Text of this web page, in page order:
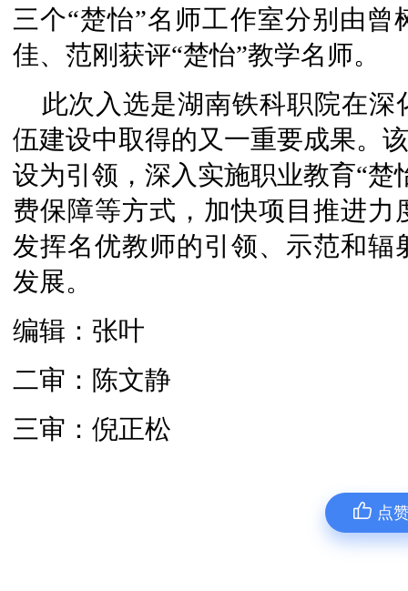
三个“楚怡”名师工作室分别由
佳、范刚获评“楚怡”教学名师。
此次入选是湖南铁科职院在
伍建设中取得的又一重要成果。
设为引领，深入实施职业教育“
费保障等方式，加快项目推进
发挥名优教师的引领、示范和
发展。
编辑：张叶
二审：陈文静
三审：倪正松
点